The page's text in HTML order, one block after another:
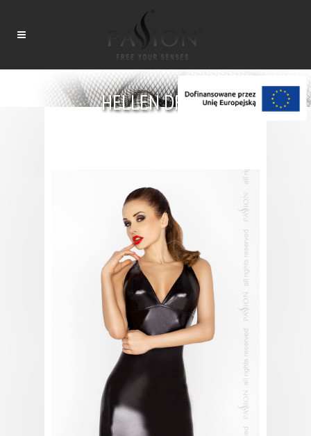
HELLEN DRESS